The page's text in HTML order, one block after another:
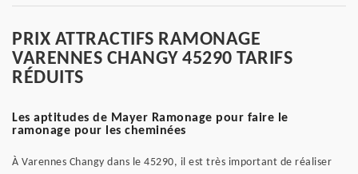
PRIX ATTRACTIFS RAMONAGE
VARENNES CHANGY 45290 TARIFS
RÉDUITS
Les aptitudes de Mayer Ramonage pour faire le
ramonage pour les cheminées
À Varennes Changy dans le 45290, il est très important de réaliser